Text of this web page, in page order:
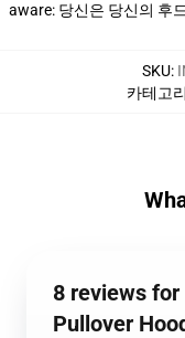
aware: 당신은 당신의 후
SKU:
카테고리
8 reviews
Pullover